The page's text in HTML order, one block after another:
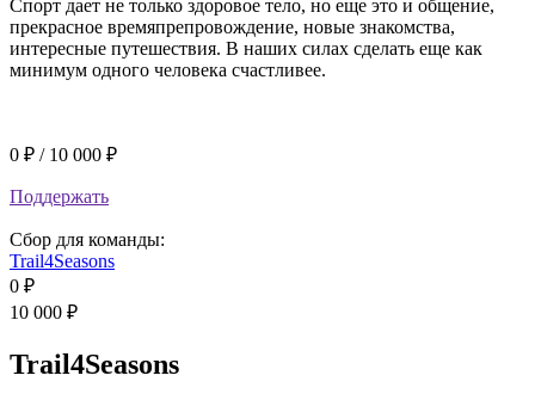
Спорт дает не только здоровое тело, но еще это и общение,
прекрасное времяпрепровождение, новые знакомства,
интересные путешествия. В наших силах сделать еще как
минимум одного человека счастливее.
0 ₽ / 10 000 ₽
Поддержать
Сбор для команды:
Trail4Seasons
0 ₽
10 000 ₽
Trail4Seasons